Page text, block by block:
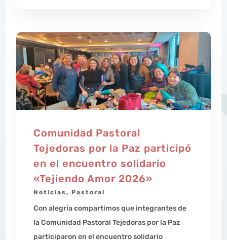
Comunidad Pastoral
Tejedoras por la Paz participó
en el encuentro solidario
«Tejiendo Amor 2026»
Noticias, Pastoral
Con alegría compartimos que integrantes de
la Comunidad Pastoral Tejedoras por la Paz
participaron en el encuentro solidario